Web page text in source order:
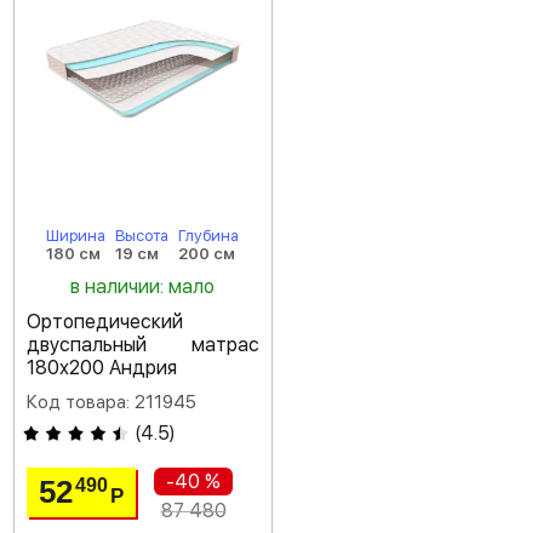
Ширина
180 см
Высота
19 см
Глубина
200 см
в наличии: мало
Ортопедический
двуспальный матрас
180х200 Андрия
Код товара: 211945
(4.5)
52490Р
-40 %
87 480